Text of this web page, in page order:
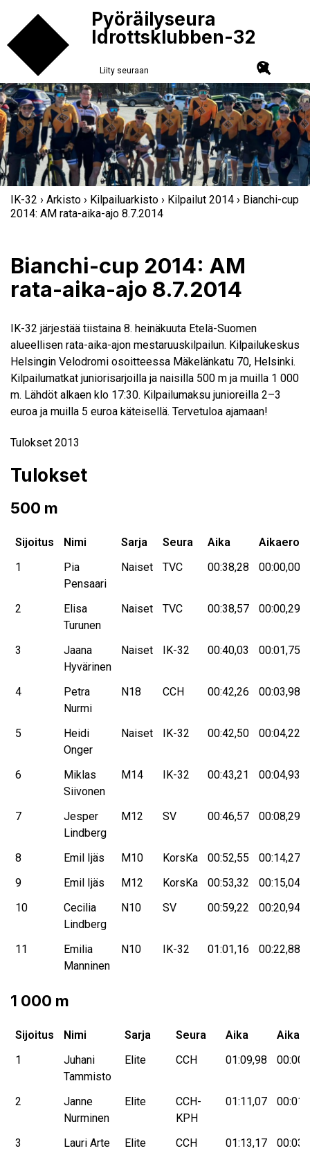
Pyöräilyseura
Idrottsklubben-32
Liity seuraan
IK-32 › Arkisto › Kilpailuarkisto › Kilpailut 2014 › Bianchi-cup
2014: AM rata-aika-ajo 8.7.2014
Bianchi-cup 2014: AM
rata-aika-ajo 8.7.2014
IK-32 järjestää tiistaina 8. heinäkuuta Etelä-Suomen
alueellisen rata-aika-ajon mestaruuskilpailun. Kilpailukeskus
Helsingin Velodromi osoitteessa Mäkelänkatu 70, Helsinki.
Kilpailumatkat juniorisarjoilla ja naisilla 500 m ja muilla 1 000
m. Lähdöt alkaen klo 17:30. Kilpailumaksu junioreilla 2–3
euroa ja muilla 5 euroa käteisellä. Tervetuloa ajamaan!
Tulokset 2013
Tulokset
500 m
Sijoitus Nimi Sarja Seura Aika
Aikaero
1
Pia
Pensaari
Naiset TVC 00:38,28 00:00,00
2
Elisa
Turunen
Naiset TVC 00:38,57 00:00,29
3
Jaana
Hyvärinen
Naiset IK-32 00:40,03 00:01,75
4
Petra
Nurmi
N18 CCH 00:42,26 00:03,98
5
Heidi
Onger
Naiset IK-32 00:42,50 00:04,22
6
Miklas
Siivonen
M14 IK-32 00:43,21 00:04,93
7
Jesper
Lindberg
M12 SV 00:46,57 00:08,29
8 Emil Ijäs M10 KorsKa 00:52,55
00:14,27
9
Emil Ijäs M12 KorsKa 00:53,32
00:15,04
10
Cecilia
Lindberg
N10 SV 00:59,22 00:20,94
11
Emilia
Manninen
N10 IK-32 01:01,16 00:22,88
1 000 m
Sijoitus Nimi Sarja Seura Aika
1
Juhani
Tammisto
Elite CCH 01:09,98
2
Janne
Nurminen
Elite
CCH-
KPH
01:11,07
3 Lauri Arte Elite CCH 01:13,17